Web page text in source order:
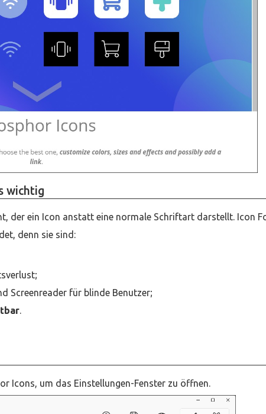
wichtig
der ein Icon anstatt eine normale Schriftart darstellt. Icon
denn sie sind:
Screenreader für blinde Benutzer;
.
Icons, um das Einstellungen-Fenster zu öffnen.